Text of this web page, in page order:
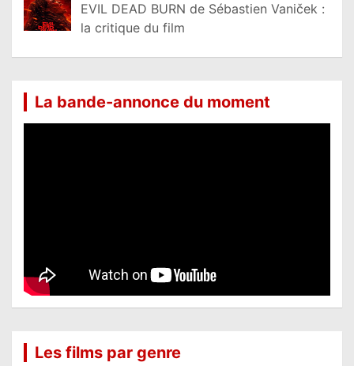
EVIL DEAD BURN de Sébastien Vaniček :
la critique du film
La bande-annonce du moment
Les films par genre